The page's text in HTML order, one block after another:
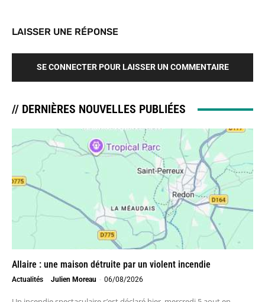
LAISSER UNE RÉPONSE
SE CONNECTER POUR LAISSER UN COMMENTAIRE
// DERNIÈRES NOUVELLES PUBLIÉES
Allaire : une maison détruite par un violent incendie
Actualités Julien Moreau - 06/08/2026